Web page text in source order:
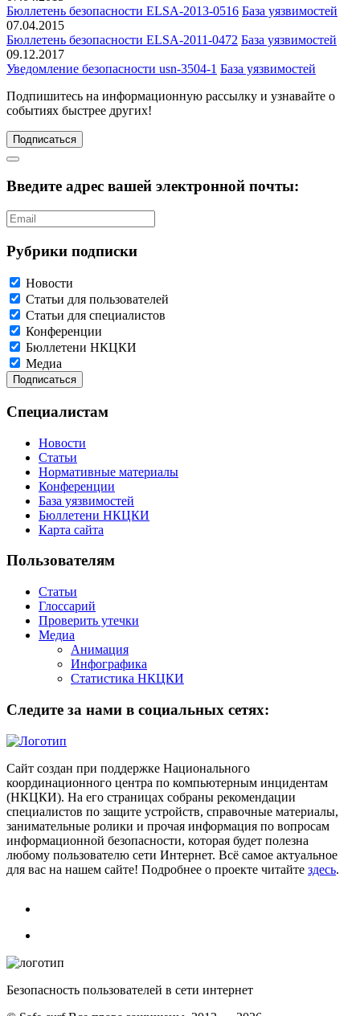
Бюллетень безопасности ELSA-2013-0516 База уязвимостей
07.04.2015
Бюллетень безопасности ELSA-2011-0472 База уязвимостей
09.12.2017
Уведомление безопасности usn-3504-1 База уязвимостей
Подпишитесь на информационную рассылку и узнавайте о
событиях быстрее других!
Подписаться
Введите адрес вашей электронной почты:
Рубрики подписки
Новости
Статьи для пользователей
Статьи для специалистов
Конференции
Бюллетени НКЦКИ
Медиа
Специалистам
Новости
Статьи
Нормативные материалы
Конференции
База уязвимостей
Бюллетени НКЦКИ
Карта сайта
Пользователям
Статьи
Глоссарий
Проверить утечки
Медиа
Анимация
Инфографика
Статистика НКЦКИ
Следите за нами в социальных сетях:
Сайт создан при поддержке Национального
координационного центра по компьютерным инцидентам
(НКЦКИ). На его страницах собраны рекомендации
специалистов по защите устройств, справочные материалы,
занимательные ролики и прочая информация по вопросам
информационной безопасности, которая будет полезна
любому пользователю сети Интернет. Всё самое актуальное
для вас на нашем сайте! Подробнее о проекте читайте здесь.
Безопасность пользователей в сети интернет